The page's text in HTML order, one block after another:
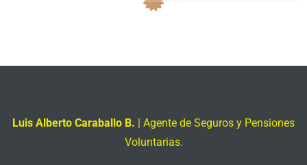
Luis Alberto Caraballo B. | Agente de Seguros y Pensiones
Voluntarias.